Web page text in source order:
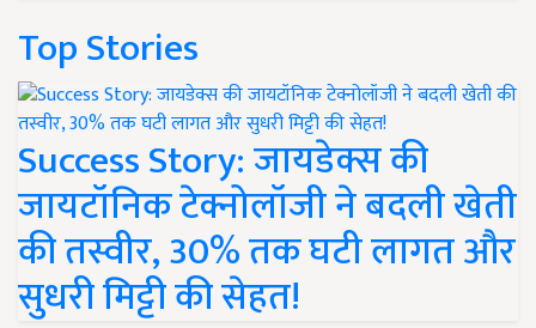
Top Stories
Success Story: जायडेक्स की
जायटॉनिक टेक्नोलॉजी ने बदली खेती
की तस्वीर, 30% तक घटी लागत और
सुधरी मिट्टी की सेहत!